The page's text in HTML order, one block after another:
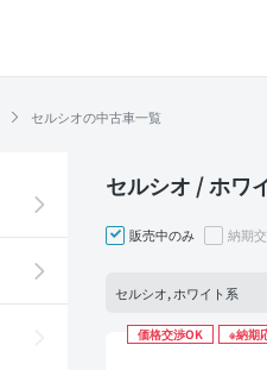
セルシオの中古車一覧
セルシオ / ホワ
販売中のみ 納期
セルシオ, ホワイト系
価格交渉OK ※納期